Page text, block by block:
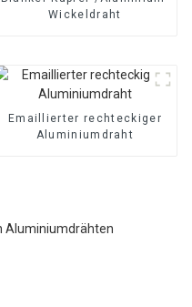
Wickeldraht
Emaillierter rechteckiger
Aluminiumdraht